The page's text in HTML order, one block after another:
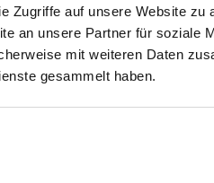
Zugriffe auf unsere Website
an unsere Partner für soziale
mit weiteren Daten
gesammelt haben.
D
Schritt vor Abschluss Ihrer Bestellung